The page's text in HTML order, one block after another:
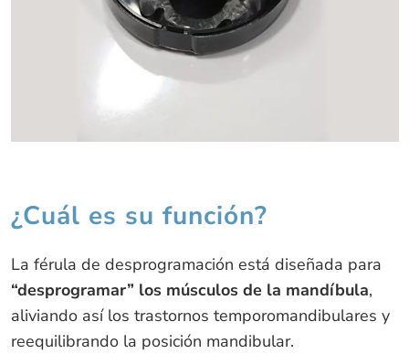
¿Cuál es su función?
La férula de desprogramación está diseñada para
“desprogramar” los músculos de la mandíbula,
aliviando así los trastornos temporomandibulares y
reequilibrando la posición mandibular.